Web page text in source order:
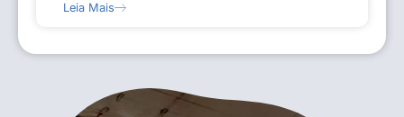
Leia Mais